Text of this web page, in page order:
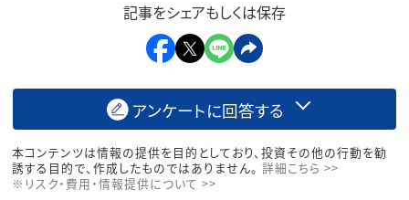
記事をシェアもしくは保存
アンケートに回答する
本コンテンツは情報の提供を目的としており、投資その他の行動を勧
誘する目的で、作成したものではありません。 詳細こちら >>
※リスク・費用・情報提供について >>